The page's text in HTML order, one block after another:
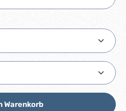
gewünschten Wert ein
Warenkorb